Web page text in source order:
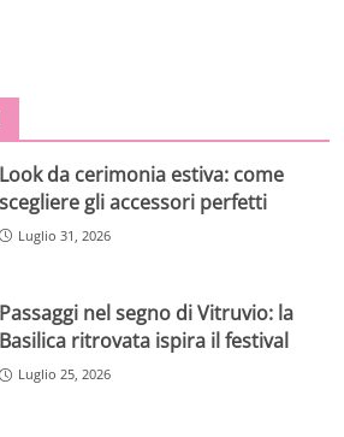
Look da cerimonia estiva: come
scegliere gli accessori perfetti
Luglio 31, 2026
Passaggi nel segno di Vitruvio: la
Basilica ritrovata ispira il festival
Luglio 25, 2026